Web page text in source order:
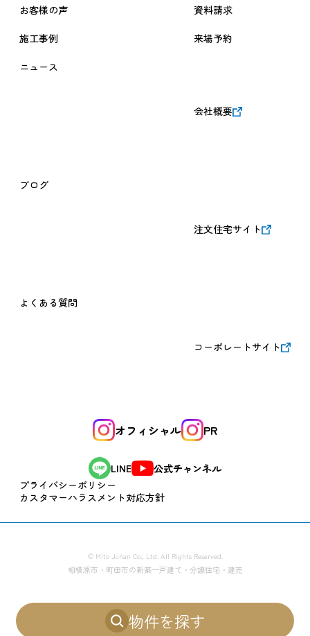
お客様の声
施工事例
ニュース
ブログ
よくある質問
資料請求
来場予約
会社概要
注文住宅サイト
コーポレートサイト
オフィシャル PR
LINE
公式チャンネル
プライバシーポリシー
カスタマーハラスメント対応方針
© Mito Juhan Co., Ltd. All Rights Reserved.
相模原市・町田市の新築一戸建て・分譲住宅・建売